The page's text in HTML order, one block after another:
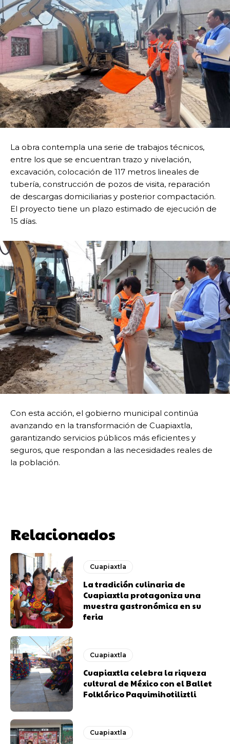
La obra contempla una serie de trabajos técnicos,
entre los que se encuentran trazo y nivelación,
excavación, colocación de 117 metros lineales de
tubería, construcción de pozos de visita, reparación
de descargas domiciliarias y posterior compactación.
El proyecto tiene un plazo estimado de ejecución de
15 días.
Con esta acción, el gobierno municipal continúa
avanzando en la transformación de Cuapiaxtla,
garantizando servicios públicos más eficientes y
seguros, que respondan a las necesidades reales de
la población.
Relacionados
Cuapiaxtla
La tradición culinaria de
Cuapiaxtla protagoniza una
muestra gastronómica en su
feria
Cuapiaxtla
Cuapiaxtla celebra la riqueza
cultural de México con el Ballet
Folklórico Paquimihotiliztli
Cuapiaxtla